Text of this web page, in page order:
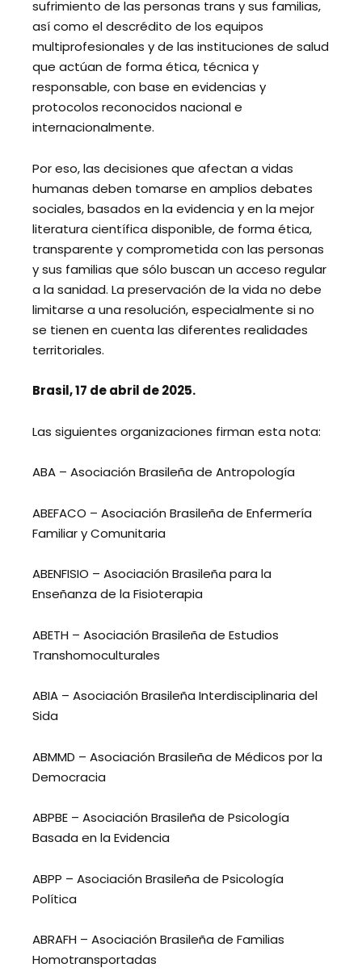
sufrimiento de las personas trans y sus familias,
así como el descrédito de los equipos
multiprofesionales y de las instituciones de salud
que actúan de forma ética, técnica y
responsable, con base en evidencias y
protocolos reconocidos nacional e
internacionalmente.
Por eso, las decisiones que afectan a vidas
humanas deben tomarse en amplios debates
sociales, basados en la evidencia y en la mejor
literatura científica disponible, de forma ética,
transparente y comprometida con las personas
y sus familias que sólo buscan un acceso regular
a la sanidad. La preservación de la vida no debe
limitarse a una resolución, especialmente si no
se tienen en cuenta las diferentes realidades
territoriales.
Brasil, 17 de abril de 2025.
Las siguientes organizaciones firman esta nota:
ABA – Asociación Brasileña de Antropología
ABEFACO – Asociación Brasileña de Enfermería
Familiar y Comunitaria
ABENFISIO – Asociación Brasileña para la
Enseñanza de la Fisioterapia
ABETH – Asociación Brasileña de Estudios
Transhomoculturales
ABIA – Asociación Brasileña Interdisciplinaria del
Sida
ABMMD – Asociación Brasileña de Médicos por la
Democracia
ABPBE – Asociación Brasileña de Psicología
Basada en la Evidencia
ABPP – Asociación Brasileña de Psicología
Política
ABRAFH – Asociación Brasileña de Familias
Homotransportadas